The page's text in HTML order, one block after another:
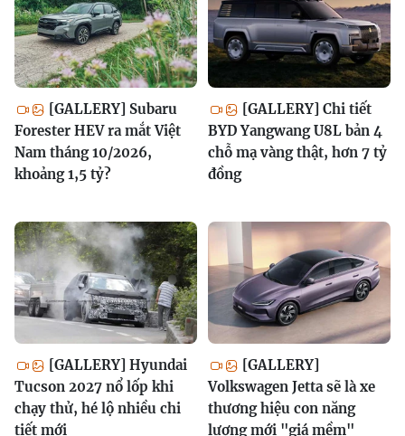
[GALLERY] Subaru
Forester HEV ra mắt Việt
Nam tháng 10/2026,
khoảng 1,5 tỷ?
[GALLERY] Chi tiết
BYD Yangwang U8L bản 4
chỗ mạ vàng thật, hơn 7 tỷ
đồng
[GALLERY] Hyundai
Tucson 2027 nổ lốp khi
chạy thử, hé lộ nhiều chi
tiết mới
[GALLERY]
Volkswagen Jetta sẽ là xe
thương hiệu con năng
lượng mới "giá mềm"